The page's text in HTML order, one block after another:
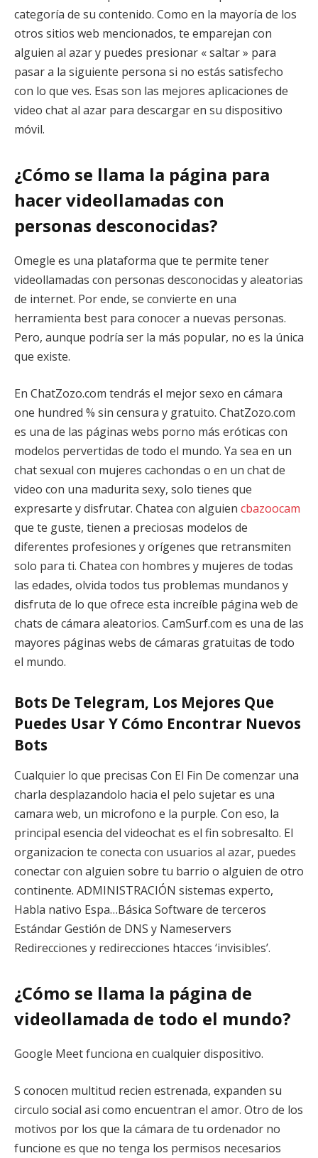
categoría de su contenido. Como en la mayoría de los
otros sitios web mencionados, te emparejan con
alguien al azar y puedes presionar « saltar » para
pasar a la siguiente persona si no estás satisfecho
con lo que ves. Esas son las mejores aplicaciones de
video chat al azar para descargar en su dispositivo
móvil.
¿Cómo se llama la página para
hacer videollamadas con
personas desconocidas?
Omegle es una plataforma que te permite tener
videollamadas con personas desconocidas y aleatorias
de internet. Por ende, se convierte en una
herramienta best para conocer a nuevas personas.
Pero, aunque podría ser la más popular, no es la única
que existe.
En ChatZozo.com tendrás el mejor sexo en cámara
one hundred % sin censura y gratuito. ChatZozo.com
es una de las páginas webs porno más eróticas con
modelos pervertidas de todo el mundo. Ya sea en un
chat sexual con mujeres cachondas o en un chat de
video con una madurita sexy, solo tienes que
expresarte y disfrutar. Chatea con alguien cbazoocam
que te guste, tienen a preciosas modelos de
diferentes profesiones y orígenes que retransmiten
solo para ti. Chatea con hombres y mujeres de todas
las edades, olvida todos tus problemas mundanos y
disfruta de lo que ofrece esta increíble página web de
chats de cámara aleatorios. CamSurf.com es una de las
mayores páginas webs de cámaras gratuitas de todo
el mundo.
Bots De Telegram, Los Mejores Que
Puedes Usar Y Cómo Encontrar Nuevos
Bots
Cualquier lo que precisas Con El Fin De comenzar una
charla desplazandolo hacia el pelo sujetar es una
camara web, un microfono e la purple. Con eso, la
principal esencia del videochat es el fin sobresalto. El
organizacion te conecta con usuarios al azar, puedes
conectar con alguien sobre tu barrio o alguien de otro
continente. ADMINISTRACIÓN sistemas experto,
Habla nativo Espa…Básica Software de terceros
Estándar Gestión de DNS y Nameservers
Redirecciones y redirecciones htacces ‘invisibles’.
¿Cómo se llama la página de
videollamada de todo el mundo?
Google Meet funciona en cualquier dispositivo.
S conocen multitud recien estrenada, expanden su
circulo social asi­ como encuentran el amor. Otro de los
motivos por los que la cámara de tu ordenador no
funcione es que no tenga los permisos necesarios